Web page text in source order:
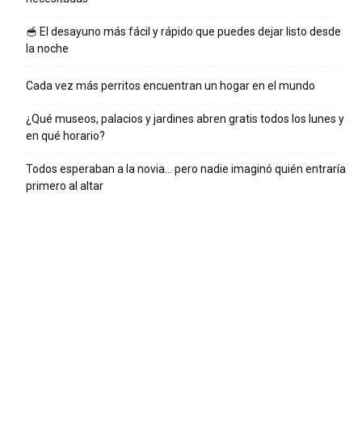
🥣 El desayuno más fácil y rápido que puedes dejar listo desde
la noche
Cada vez más perritos encuentran un hogar en el mundo
¿Qué museos, palacios y jardines abren gratis todos los lunes y
en qué horario?
Todos esperaban a la novia… pero nadie imaginó quién entraría
primero al altar